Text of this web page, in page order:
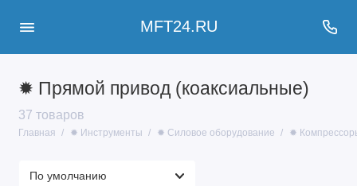
MFT24.RU
✹ Прямой привод (коаксиальные)
37 товаров
Главная ✹ Инструменты ✹ Силовое оборудование ✹